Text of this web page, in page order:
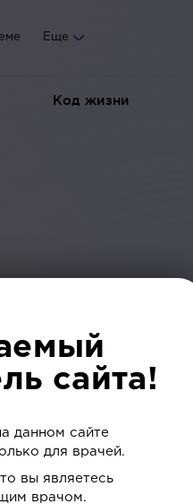
Код жизни
Еще
сайта!
данном сайте
для врачей.
вы являетесь
врачом.